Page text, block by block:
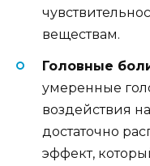
веществам.
Головные
умеренные
воздействия
достаточно
эффект,